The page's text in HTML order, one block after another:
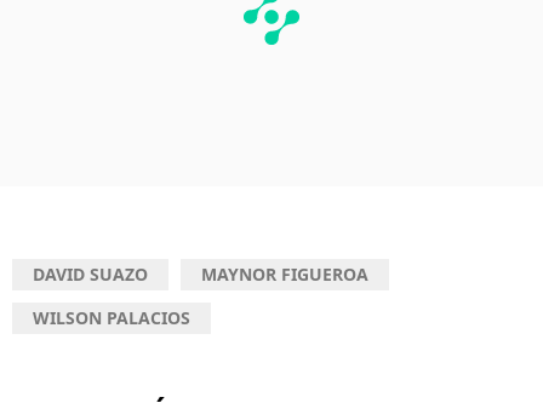
DAVID SUAZO
MAYNOR FIGUEROA
WILSON PALACIOS